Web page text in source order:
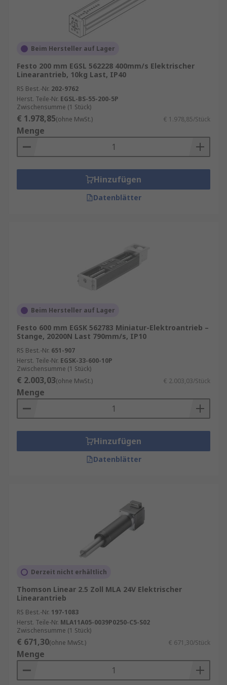
Beim Hersteller auf Lager
Festo 200 mm EGSL 562228 400mm/s Elektrischer
Linearantrieb, 10kg Last, IP40
RS Best.-Nr. 202-9762
Herst. Teile-Nr. EGSL-BS-55-200-5P
Zwischensumme (1 Stück)
€ 1.978,85(ohne MwSt.) € 1.978,85/Stück
Menge
Hinzufügen
Datenblätter
Beim Hersteller auf Lager
Festo 600 mm EGSK 562783 Miniatur-Elektroantrieb –
Stange, 20200N Last 790mm/s, IP10
RS Best.-Nr. 651-907
Herst. Teile-Nr. EGSK-33-600-10P
Zwischensumme (1 Stück)
€ 2.003,03(ohne MwSt.) € 2.003,03/Stück
Menge
Hinzufügen
Datenblätter
Derzeit nicht erhältlich
Thomson Linear 2.5 Zoll MLA 24V Elektrischer
Linearantrieb
RS Best.-Nr. 197-1083
Herst. Teile-Nr. MLA11A05-0039P0250-C5-S02
Zwischensumme (1 Stück)
€ 671,30(ohne MwSt.) € 671,30/Stück
Menge